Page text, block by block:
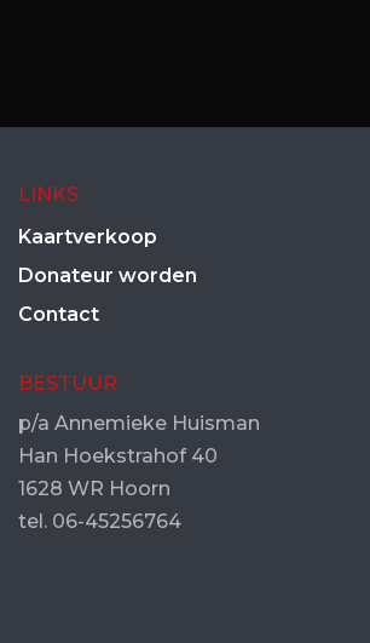
LINKS
Kaartverkoop
Donateur worden
Contact
BESTUUR
p/a Annemieke Huisman
Han Hoekstrahof 40
1628 WR Hoorn
tel. 06-45256764